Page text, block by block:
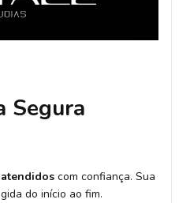
Segura
com confiança. Sua
do início ao fim.